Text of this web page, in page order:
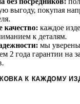
выгоду, покупая
качество: каждое
к деталям.
мы уверены
2 года гарантии на
К КАЖДОМУ